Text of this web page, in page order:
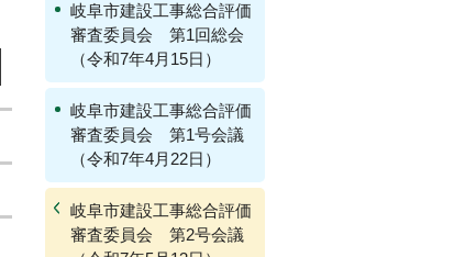
岐阜市建設工事総合評価
審査委員会 第1回総会
（令和7年4月15日）
岐阜市建設工事総合評価
審査委員会 第1号会議
（令和7年4月22日）
岐阜市建設工事総合評価
審査委員会 第2号会議